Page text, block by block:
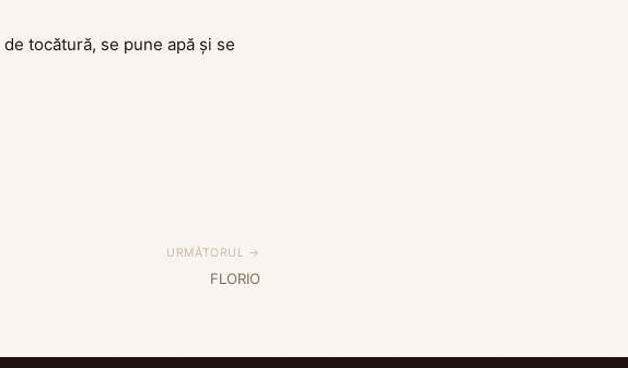
tocătură, se pune apă și se
URMĂTORUL →
FLORIO